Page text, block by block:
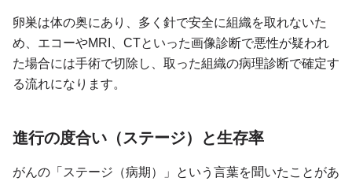
卵巣は体の奥にあり、多く針で安全に組織を取れないた
め、エコーやMRI、CTといった画像診断で悪性が疑われ
た場合には手術で切除し、取った組織の病理診断で確定す
る流れになります。
進行の度合い（ステージ）と生存率
がんの「ステージ（病期）」という言葉を聞いたことがあ